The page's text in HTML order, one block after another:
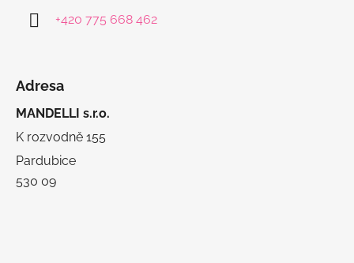
+420 775 668 462
Adresa
MANDELLI s.r.o.
K rozvodně 155
Pardubice
530 09